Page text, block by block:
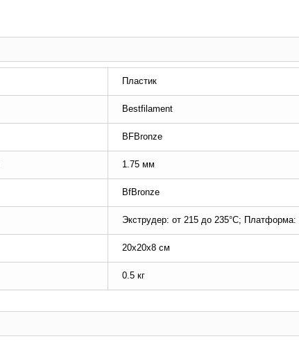
Пластик
Bestfilament
BFBronze
1.75 мм
BfBronze
Экструдер: от 215 до 235°C; Платформа:
20х20х8 см
0.5 кг